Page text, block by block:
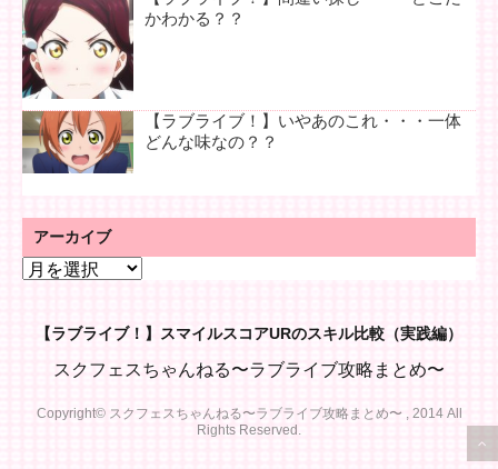
かわかる？？
【ラブライブ！】いやあのこれ・・・一体
どんな味なの？？
アーカイブ
ア
【ラブライブ！】スマイルスコアURのスキル比較（実践編）
スクフェスちゃんねる〜ラブライブ攻略まとめ〜
Copyright© スクフェスちゃんねる〜ラブライブ攻略まとめ〜 , 2014 All
Rights Reserved.